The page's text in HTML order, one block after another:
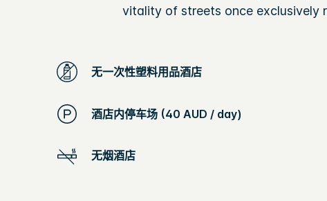
vitality of streets once exclusively
无一次性塑料用品酒店
酒店内停车场 (40 AUD / day)
无烟酒店